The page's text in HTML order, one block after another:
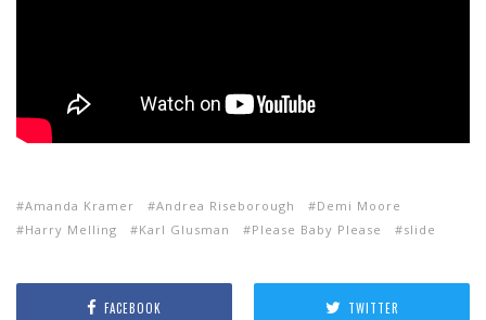
Amanda Kramer Andrea Riseborough
Demi Moore
Harry Melling
Karl Glusman Please Baby Please slide
FACEBOOK TWITTER